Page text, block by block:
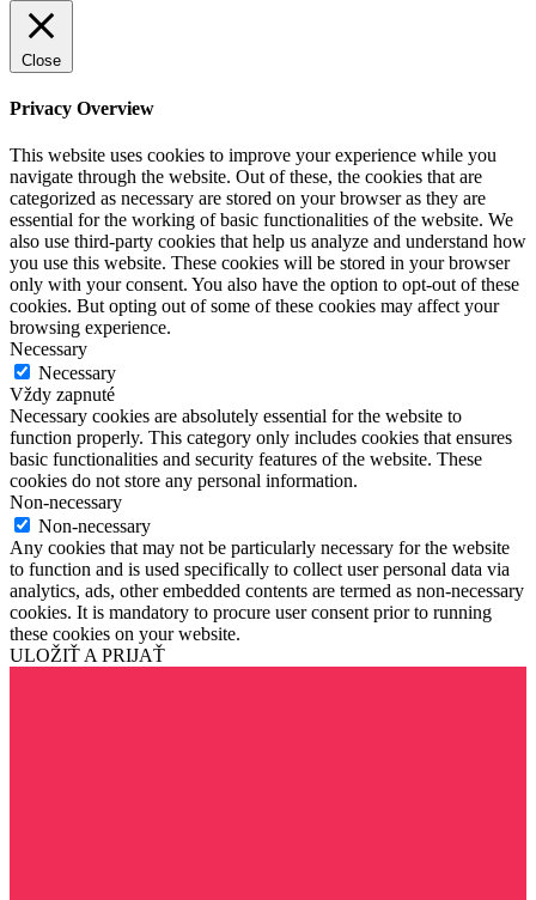
Close
Privacy Overview
This website uses cookies to improve your experience while you
navigate through the website. Out of these, the cookies that are
categorized as necessary are stored on your browser as they are
essential for the working of basic functionalities of the website. We
also use third-party cookies that help us analyze and understand how
you use this website. These cookies will be stored in your browser
only with your consent. You also have the option to opt-out of these
cookies. But opting out of some of these cookies may affect your
browsing experience.
Necessary
Necessary
Vždy zapnuté
Necessary cookies are absolutely essential for the website to
function properly. This category only includes cookies that ensures
basic functionalities and security features of the website. These
cookies do not store any personal information.
Non-necessary
Non-necessary
Any cookies that may not be particularly necessary for the website
to function and is used specifically to collect user personal data via
analytics, ads, other embedded contents are termed as non-necessary
cookies. It is mandatory to procure user consent prior to running
these cookies on your website.
ULOŽIŤ A PRIJAŤ